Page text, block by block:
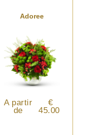
Adoree
A partir
de
€
45.00